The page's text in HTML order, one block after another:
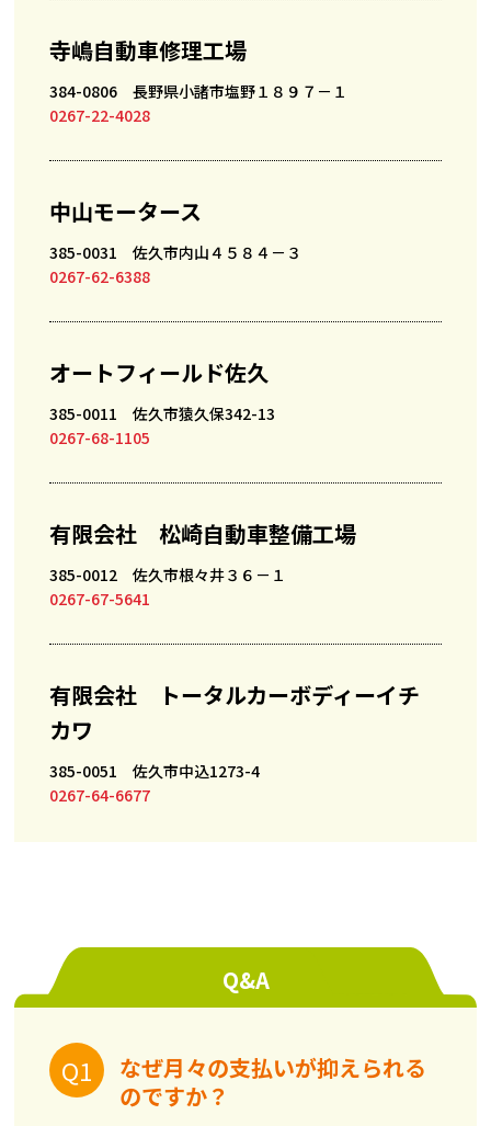
寺嶋自動車修理工場
384-0806 長野県小諸市塩野１８９７－１
0267-22-4028
中山モータース
385-0031 佐久市内山４５８４－３
0267-62-6388
オートフィールド佐久
385-0011 佐久市猿久保342-13
0267-68-1105
有限会社 松崎自動車整備工場
385-0012 佐久市根々井３６－１
0267-67-5641
有限会社 トータルカーボディーイチ
カワ
385-0051 佐久市中込1273-4
0267-64-6677
Q&A
なぜ月々の支払いが抑えられる
のですか？